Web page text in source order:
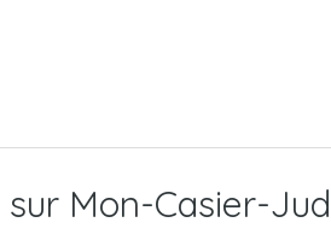
sur Mon-Casier-